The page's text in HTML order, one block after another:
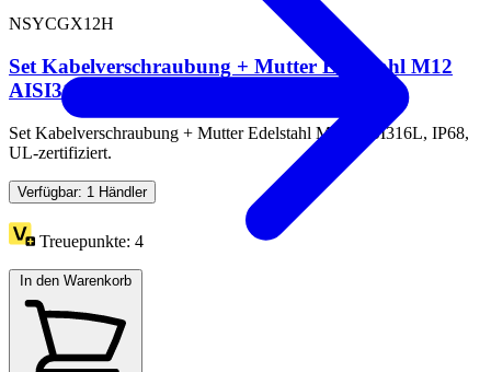
NSYCGX12H
Set Kabelverschraubung + Mutter Edelstahl M12
AISI316L, IP68,...
Set Kabelverschraubung + Mutter Edelstahl M12 AISI316L, IP68,
UL-zertifiziert.
Verfügbar: 1 Händler
Treuepunkte: 4
In den Warenkorb